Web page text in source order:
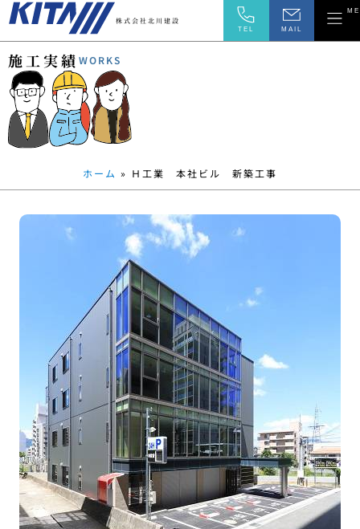
株式会社北川建設
TEL MAIL
施工実績 WORKS
ホーム » Ｈ工業 本社ビル 新築工事